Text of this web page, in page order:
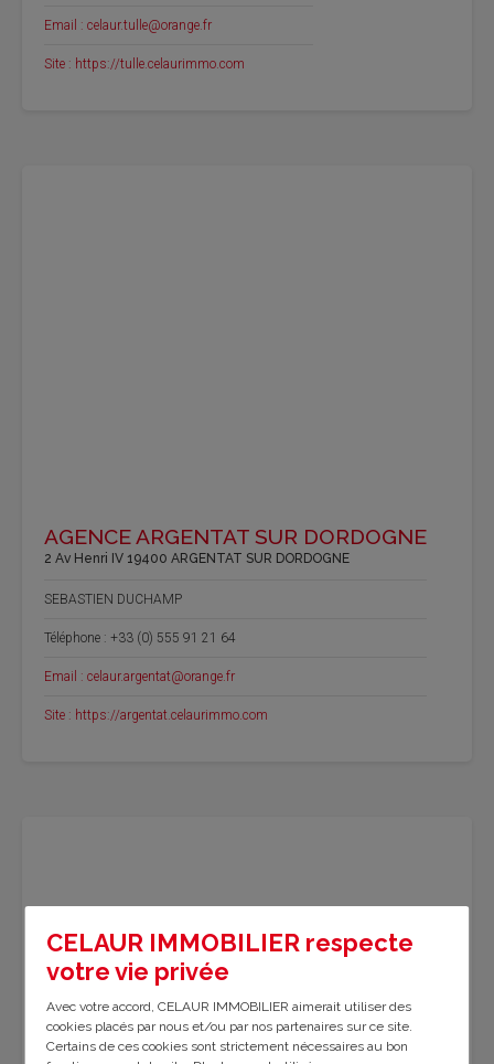
Email : celaur.tulle@orange.fr
Site : https://tulle.celaurimmo.com
AGENCE ARGENTAT SUR DORDOGNE
2 Av Henri IV 19400 ARGENTAT SUR DORDOGNE
SEBASTIEN DUCHAMP
Téléphone : +33 (0) 555 91 21 64
Email : celaur.argentat@orange.fr
Site : https://argentat.celaurimmo.com
CELAUR IMMOBILIER respecte
votre vie privée
Avec votre accord, CELAUR IMMOBILIER aimerait utiliser des
cookies placés par nous et/ou par nos partenaires sur ce site.
Certains de ces cookies sont strictement nécessaires au bon